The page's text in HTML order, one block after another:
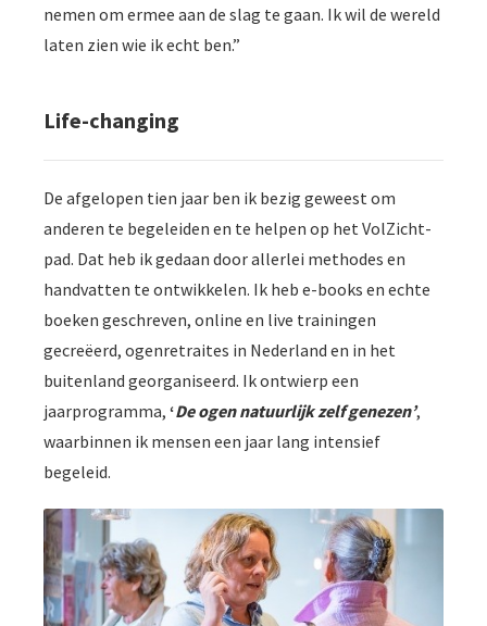
nemen om ermee aan de slag te gaan. Ik wil de wereld
laten zien wie ik echt ben.”
Life-changing
De afgelopen tien jaar ben ik bezig geweest om
anderen te begeleiden en te helpen op het VolZicht-
pad. Dat heb ik gedaan door allerlei methodes en
handvatten te ontwikkelen. Ik heb e-books en echte
boeken geschreven, online en live trainingen
gecreëerd, ogenretraites in Nederland en in het
buitenland georganiseerd. Ik ontwierp een
jaarprogramma, ‘De ogen natuurlijk zelf genezen’,
waarbinnen ik mensen een jaar lang intensief
begeleid.